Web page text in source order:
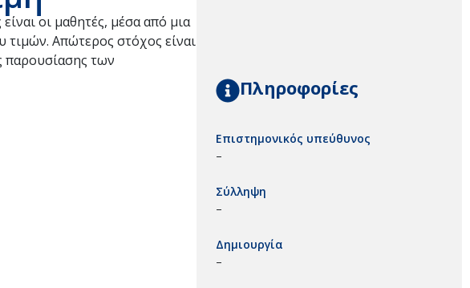
οι μαθητές, μέσα από μια
Απώτερος στόχος είναι
παρουσίασης των
Πληροφορίες
Επιστημονικός υπεύθυνος
–
Σύλληψη
–
Δημιουργία
–